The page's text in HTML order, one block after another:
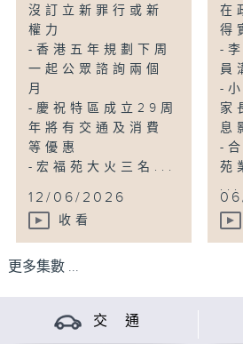
沒訂立新罪行或新
權力
-香港五年規劃下周
一起公眾諮詢兩個
月
-慶祝特區成立29周
年將有交通及消費
等優惠
-宏福苑大火三名...
12/06/2026
收看
在
得
-
員
-
家
息
-
苑
...
更多集數 ...
交 通